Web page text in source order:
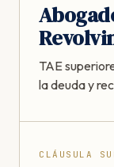
TAE
la deuda y
CLÁUSULA